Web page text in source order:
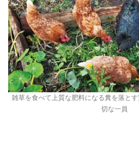
雑草を食べて上質な肥料になる糞を落と
切な一員